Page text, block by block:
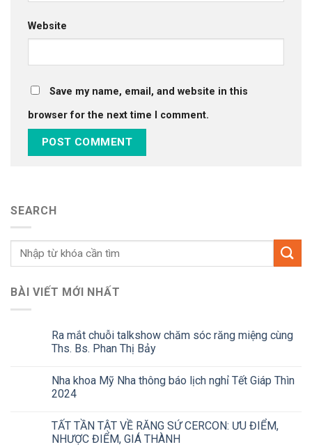
Website
Save my name, email, and website in this
browser for the next time I comment.
SEARCH
BÀI VIẾT MỚI NHẤT
Ra mắt chuỗi talkshow chăm sóc răng miệng cùng
Ths. Bs. Phan Thị Bảy
Nha khoa Mỹ Nha thông báo lịch nghỉ Tết Giáp Thìn
2024
TẤT TẦN TẬT VỀ RĂNG SỨ CERCON: ƯU ĐIỂM,
NHƯỢC ĐIỂM, GIÁ THÀNH